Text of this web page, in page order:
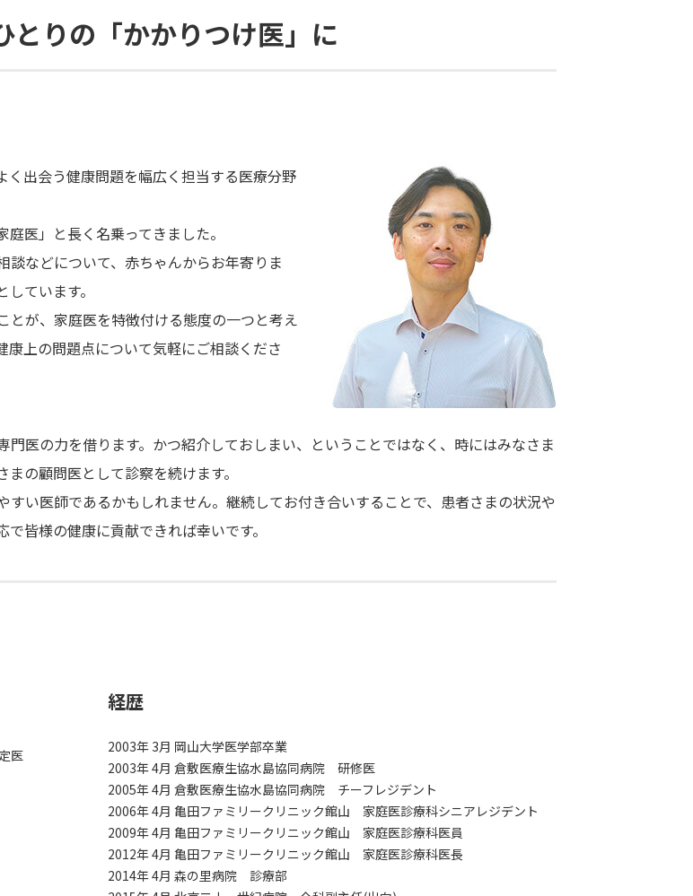
とりの「かかりつけ医」に
出会う健康問題を幅広く担当する医療分野
庭医」と長く名乗ってきました。
などについて、赤ちゃんからお年寄りま
ています。
が、家庭医を特徴付ける態度の一つと考え
上の問題点について気軽にご相談くださ
医の力を借ります。かつ紹介しておしまい、ということではなく、時にはみなさま
の顧問医として診察を続けます。
い医師であるかもしれません。継続してお付き合いすることで、患者さまの状況や
皆様の健康に貢献できれば幸いです。
医
経歴
2003年 3月 岡山大学医学部卒業
2003年 4月 倉敷医療生協水島協同病院 研修医
2005年 4月 倉敷医療生協水島協同病院 チーフレジデント
2006年 4月 亀田ファミリークリニック館山 家庭医診療科シニアレジデント
2009年 4月 亀田ファミリークリニック館山 家庭医診療科医員
2012年 4月 亀田ファミリークリニック館山 家庭医診療科医長
2014年 4月 森の里病院 診療部